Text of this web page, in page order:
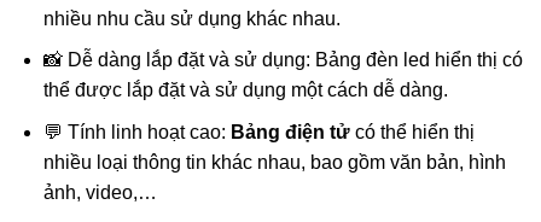
nhiều nhu cầu sử dụng khác nhau.
📸 Dễ dàng lắp đặt và sử dụng: Bảng đèn led hiển thị có
thể được lắp đặt và sử dụng một cách dễ dàng.
💬 Tính linh hoạt cao: Bảng điện tửcó thể hiển thị
nhiều loại thông tin khác nhau, bao gồm văn bản, hình
ảnh, video,…